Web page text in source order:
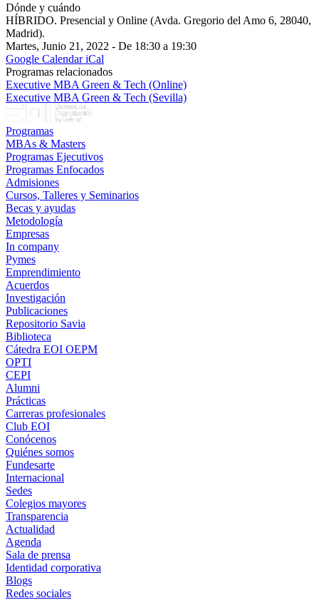
Dónde y cuándo
HÍBRIDO. Presencial y Online (Avda. Gregorio del Amo 6, 28040,
Madrid).
Martes, Junio 21, 2022 - De 18:30 a 19:30
Google CalendariCal
Programas relacionados
Executive MBA Green & Tech (Online)
Executive MBA Green & Tech (Sevilla)
Programas
MBAs & Masters
Programas Ejecutivos
Programas Enfocados
Admisiones
Cursos, Talleres y Seminarios
Becas y ayudas
Metodología
Empresas
In company
Pymes
Emprendimiento
Acuerdos
Investigación
Publicaciones
Repositorio Savia
Biblioteca
Cátedra EOI OEPM
OPTI
CEPI
Alumni
Prácticas
Carreras profesionales
Club EOI
Conócenos
Quiénes somos
Fundesarte
Internacional
Sedes
Colegios mayores
Transparencia
Actualidad
Agenda
Sala de prensa
Identidad corporativa
Blogs
Redes sociales